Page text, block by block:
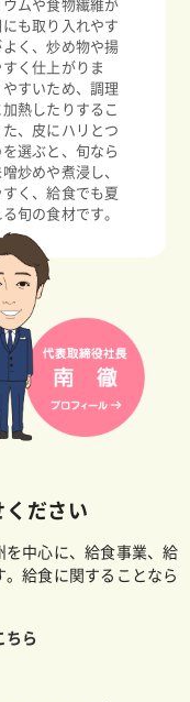
ムや食物繊維が
も取り入れやす
く、炒め物や揚
く仕上がりま
すいため、調理
熱したりするこ
、皮にハリとつ
選ぶと、旬なら
炒めや煮浸し、
く、給食でも夏
旬の食材です。
ださい
中心に、給食事業、給
給食に関することなら
ちら